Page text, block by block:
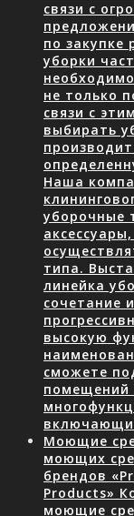
связи с
по закупке
уборки
не только
связи с
выбирать
Наша
уборочные
типа.
линейка
сочетание
высокую
сможете
помещений
Моющие
моющих
брендов
Products»
моющие